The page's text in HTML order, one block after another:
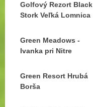
Golfový Rezort Black
Stork Veľká Lomnica
Green Meadows -
Ivanka pri Nitre
Green Resort Hrubá
Borša